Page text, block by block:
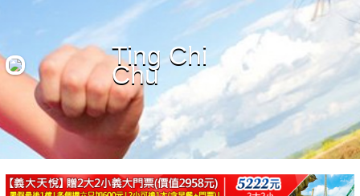
最新留言
商家合作
推薦景點
Ting Chi
Chu